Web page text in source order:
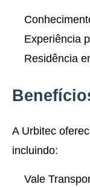
Experiência
Residência
A Urbitec
incluindo:
Vale